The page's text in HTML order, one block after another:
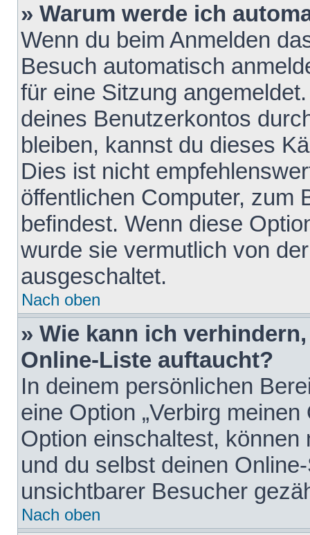
» Warum werde ich
Wenn du beim Anmelden
Besuch automatisch
für eine Sitzung
deines Benutzerkontos
bleiben, kannst du dieses
Dies ist nicht
öffentlichen Computer, zum
befindest. Wenn diese
wurde sie vermutlich von
ausgeschaltet.
Nach oben
» Wie kann ich
Online-Liste auftaucht?
In deinem persönlichen
eine Option „Verbirg
Option einschaltest,
und du selbst deinen
unsichtbarer Besucher
Nach oben